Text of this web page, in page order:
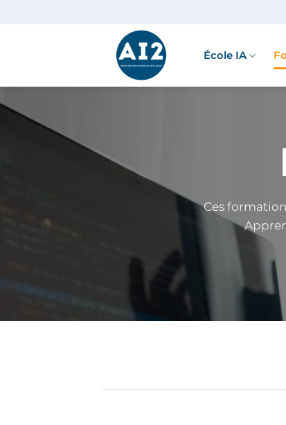
École IA
Ces